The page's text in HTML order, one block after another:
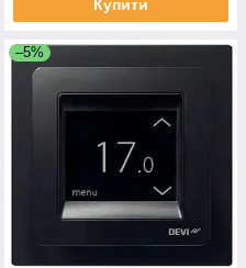
Купити
–5%